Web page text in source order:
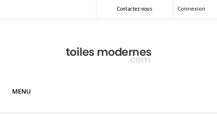
Connexion
Contactez-nous
MENU